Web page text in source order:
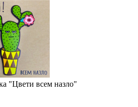
"Цвети всем назло"